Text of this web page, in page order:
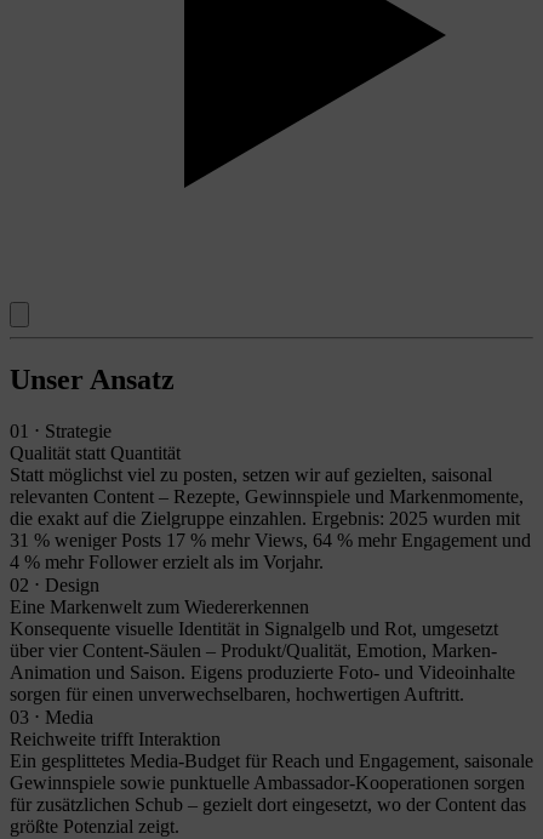
Unser Ansatz
01 ⋅ Strategie
Qualität statt Quantität
Statt möglichst viel zu posten, setzen wir auf gezielten, saisonal
relevanten Content – Rezepte, Gewinnspiele und Markenmomente,
die exakt auf die Zielgruppe einzahlen. Ergebnis: 2025 wurden mit
31 % weniger Posts 17 % mehr Views, 64 % mehr Engagement und
4 % mehr Follower erzielt als im Vorjahr.
02 ⋅ Design
Eine Markenwelt zum Wiedererkennen
Konsequente visuelle Identität in Signalgelb und Rot, umgesetzt
über vier Content-Säulen – Produkt/Qualität, Emotion, Marken-
Animation und Saison. Eigens produzierte Foto- und Videoinhalte
sorgen für einen unverwechselbaren, hochwertigen Auftritt.
03 ⋅ Media
Reichweite trifft Interaktion
Ein gesplittetes Media-Budget für Reach und Engagement, saisonale
Gewinnspiele sowie punktuelle Ambassador-Kooperationen sorgen
für zusätzlichen Schub – gezielt dort eingesetzt, wo der Content das
größte Potenzial zeigt.